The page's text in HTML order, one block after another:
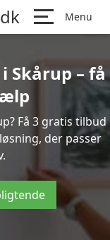
Menu
Skårup – få
Få 3 gratis tilbud
der passer